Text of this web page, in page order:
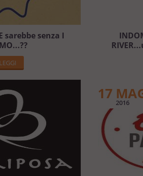
sarebbe senza I
LEGGI
17
2016